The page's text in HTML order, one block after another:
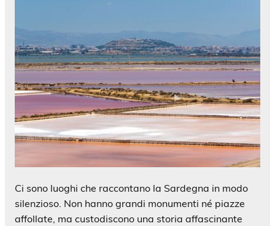
Ci sono luoghi che raccontano la Sardegna in modo
silenzioso. Non hanno grandi monumenti né piazze
affollate, ma custodiscono una storia affascinante